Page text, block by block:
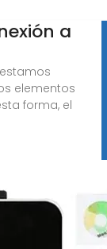
a
elementos
forma, el